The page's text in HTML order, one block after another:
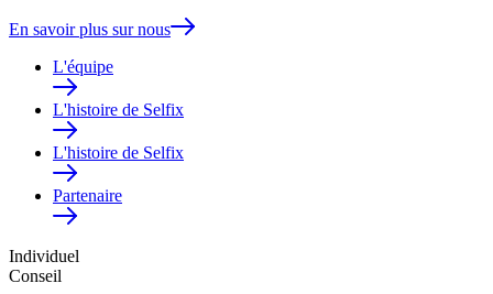
En savoir plus sur nous
L'équipe
L'histoire de Selfix
L'histoire de Selfix
Partenaire
Individuel
Conseil